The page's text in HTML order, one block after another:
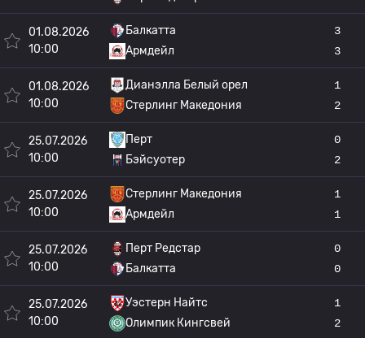
01.08.2026
10:00
Балкатта
Армдейл
3
3
01.08.2026
10:00
Дианэлла Белый орел
Стерлинг Македония
1
2
25.07.2026
10:00
Перт
Бэйсуотер
0
2
25.07.2026
10:00
Стерлинг Македония
Армдейл
1
1
25.07.2026
10:00
Перт Редстар
Балкатта
0
0
25.07.2026
10:00
Уэстерн Найтс
Олимпик Кингсвей
1
2